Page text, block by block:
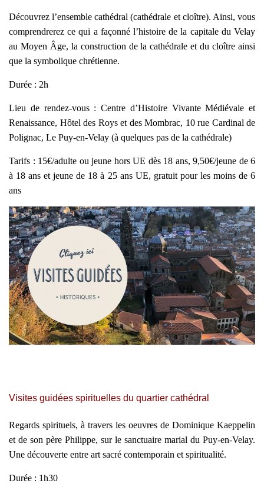
Découvrez l’ensemble cathédral (cathédrale et cloître). Ainsi, vous
comprendrerez ce qui a façonné l’histoire de la capitale du Velay
au Moyen Âge, la construction de la cathédrale et du cloître ainsi
que la symbolique chrétienne.
Durée : 2h
Lieu de rendez-vous : Centre d’Histoire Vivante Médiévale et
Renaissance, Hôtel des Roys et des Mombrac, 10 rue Cardinal de
Polignac, Le Puy-en-Velay (à quelques pas de la cathédrale)
Tarifs : 15€/adulte ou jeune hors UE dès 18 ans, 9,50€/jeune de 6
à 18 ans et jeune de 18 à 25 ans UE, gratuit pour les moins de 6
ans
Visites guidées spirituelles du quartier cathédral
Regards spirituels, à travers les oeuvres de Dominique Kaeppelin
et de son père Philippe, sur le sanctuaire marial du Puy-en-Velay.
Une découverte entre art sacré contemporain et spiritualité.
Durée : 1h30